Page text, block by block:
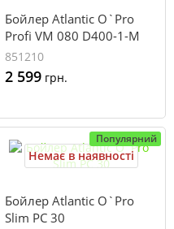
Бойлер Atlantic O`Pro
Profi VM 080 D400-1-M
851210
2 599 грн.
Популярний
Немає в наявності
Бойлер Atlantic O`Pro
Slim PC 30